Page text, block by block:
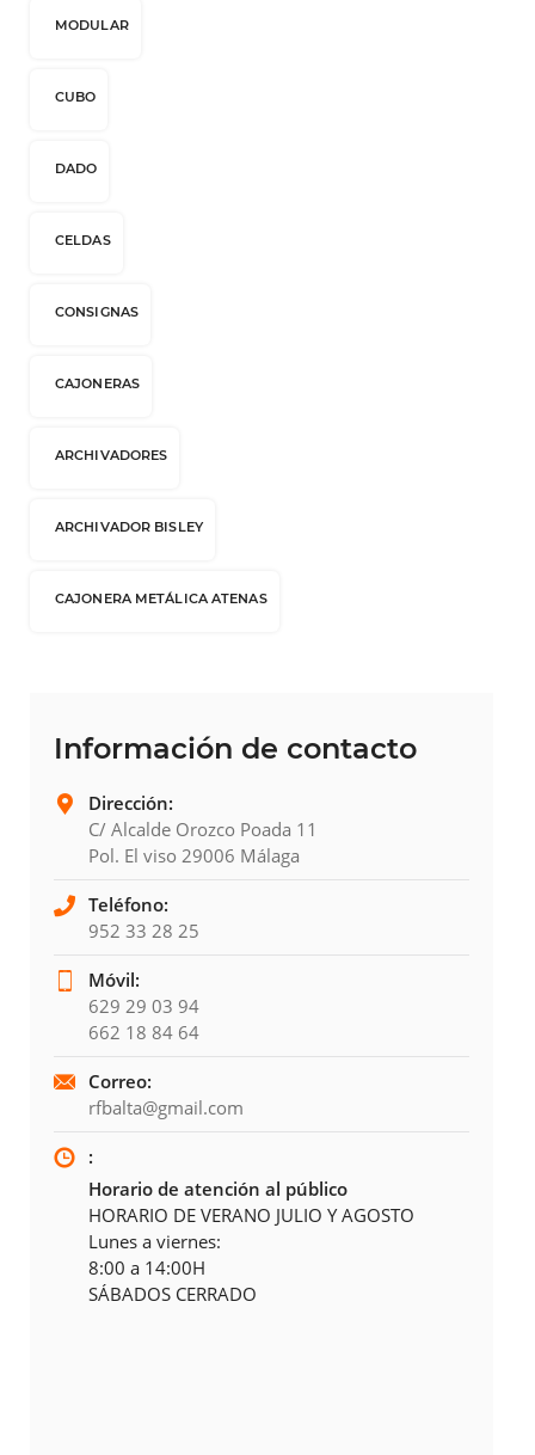
MODULAR
CUBO
DADO
CELDAS
CONSIGNAS
CAJONERAS
ARCHIVADORES
ARCHIVADOR BISLEY
CAJONERA METÁLICA ATENAS
Información de contacto
Dirección:
C/ Alcalde Orozco Poada 11
Pol. El viso 29006 Málaga
Teléfono:
952 33 28 25
Móvil:
629 29 03 94
662 18 84 64
Correo:
rfbalta@gmail.com
:
Horario de atención al público
HORARIO DE VERANO JULIO Y AGOSTO
Lunes a viernes:
8:00 a 14:00H
SÁBADOS CERRADO